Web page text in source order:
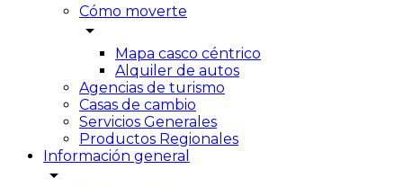
Cómo moverte
arrow_drop_down
Mapa casco céntrico
Alquiler de autos
Agencias de turismo
Casas de cambio
Servicios Generales
Productos Regionales
Información general
arrow_drop_down